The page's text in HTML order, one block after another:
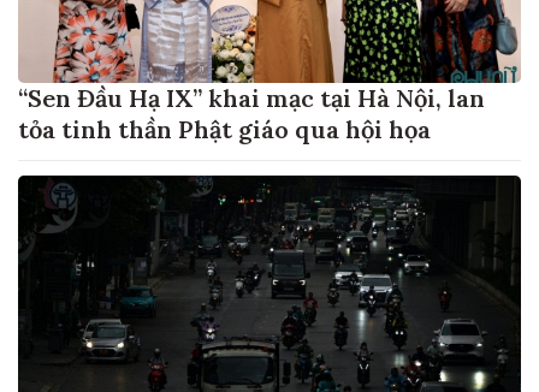
“Sen Đầu Hạ IX” khai mạc tại Hà Nội, lan
tỏa tinh thần Phật giáo qua hội họa